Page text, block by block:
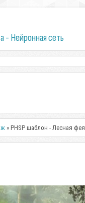
- Нейронная сеть
» PHSP шаблон - Лесная фея